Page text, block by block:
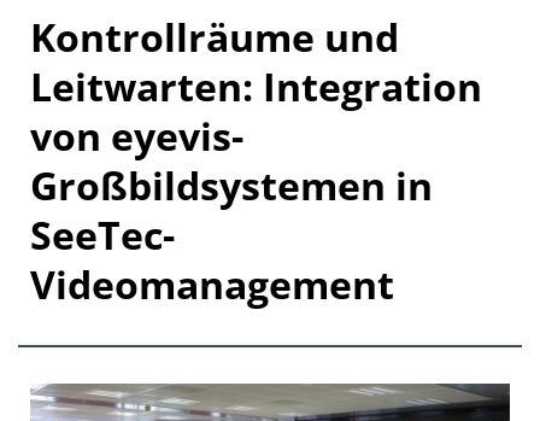
Kontrollräume und
Leitwarten: Integration
von eyevis-
Großbildsystemen in
SeeTec-
Videomanagement